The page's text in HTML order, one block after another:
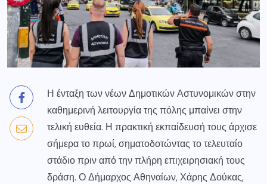
Η ένταξη των νέων Δημοτικών Αστυνομικών στην
καθημερινή λειτουργία της πόλης μπαίνει στην
τελική ευθεία. Η πρακτική εκπαίδευσή τους άρχισε
σήμερα το πρωί, σηματοδοτώντας το τελευταίο
στάδιο πριν από την πλήρη επιχειρησιακή τους
δράση. Ο Δήμαρχος Αθηναίων, Χάρης Δούκας,